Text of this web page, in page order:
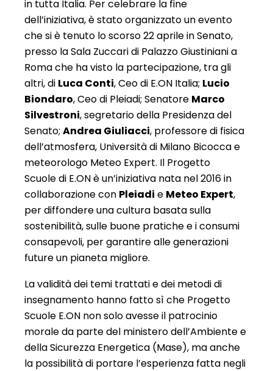
in tutta Italia. Per celebrare la fine
dell’iniziativa, è stato organizzato un evento
che si è tenuto lo scorso 22 aprile in Senato,
presso la Sala Zuccari di Palazzo Giustiniani a
Roma che ha visto la partecipazione, tra gli
altri, di Luca Conti, Ceo di E.ON Italia; Lucio
Biondaro, Ceo di Pleiadi; Senatore Marco
Silvestroni, segretario della Presidenza del
Senato; Andrea Giuliacci, professore di fisica
dell’atmosfera, Università di Milano Bicocca e
meteorologo Meteo Expert. Il Progetto
Scuole di E.ON è un’iniziativa nata nel 2016 in
collaborazione con Pleiadi e Meteo Expert,
per diffondere una cultura basata sulla
sostenibilità, sulle buone pratiche e i consumi
consapevoli, per garantire alle generazioni
future un pianeta migliore.
La validità dei temi trattati e dei metodi di
insegnamento hanno fatto sì che Progetto
Scuole E.ON non solo avesse il patrocinio
morale da parte del ministero dell’Ambiente e
della Sicurezza Energetica (Mase), ma anche
la possibilità di portare l’esperienza fatta negli